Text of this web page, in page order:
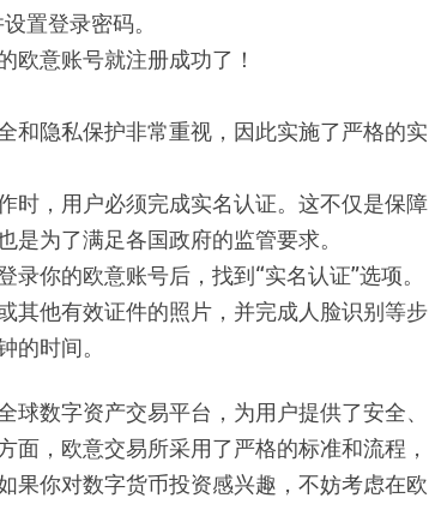
置登录密码。
欧意账号就注册成功了！
和隐私保护非常重视，因此实施了严格的实
时，用户必须完成实名认证。这不仅是保障
是为了满足各国政府的监管要求。
录你的欧意账号后，找到“实名认证”选项。
其他有效证件的照片，并完成人脸识别等步
的时间。
球数字资产交易平台，为用户提供了安全、
面，欧意交易所采用了严格的标准和流程，
果你对数字货币投资感兴趣，不妨考虑在欧